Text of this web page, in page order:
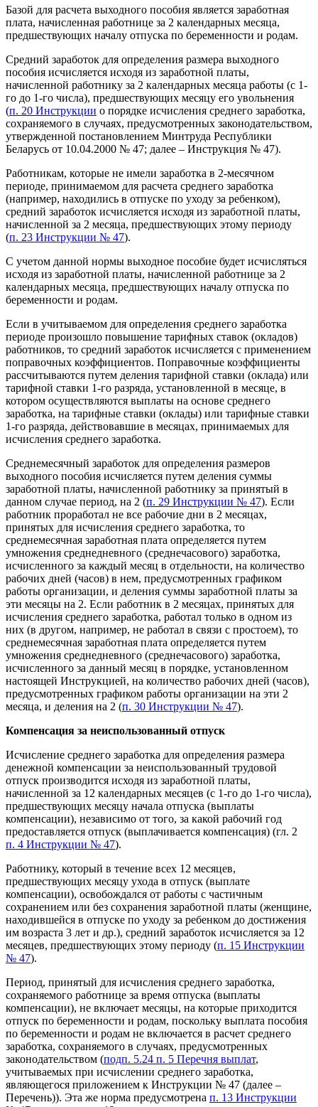
Базой для расчета выходного пособия является заработная
плата, начисленная работнице за 2 календарных месяца,
предшествующих началу отпуска по беременности и родам.
Средний заработок для определения размера выходного
пособия исчисляется исходя из заработной платы,
начисленной работнику за 2 календарных месяца работы (с 1-
го до 1-го числа), предшествующих месяцу его увольнения
(п. 20 Инструкции о порядке исчисления среднего заработка,
сохраняемого в случаях, предусмотренных законодательством,
утвержденной постановлением Минтруда Республики
Беларусь от 10.04.2000 № 47; далее – Инструкция № 47).
Работникам, которые не имели заработка в 2-месячном
периоде, принимаемом для расчета среднего заработка
(например, находились в отпуске по уходу за ребенком),
средний заработок исчисляется исходя из заработной платы,
начисленной за 2 месяца, предшествующих этому периоду
(п. 23 Инструкции № 47).
С учетом данной нормы выходное пособие будет исчисляться
исходя из заработной платы, начисленной работнице за 2
календарных месяца, предшествующих началу отпуска по
беременности и родам.
Если в учитываемом для определения среднего заработка
периоде произошло повышение тарифных ставок (окладов)
работников, то средний заработок исчисляется с применением
поправочных коэффициентов. Поправочные коэффициенты
рассчитываются путем деления тарифной ставки (оклада) или
тарифной ставки 1-го разряда, установленной в месяце, в
котором осуществляются выплаты на основе среднего
заработка, на тарифные ставки (оклады) или тарифные ставки
1-го разряда, действовавшие в месяцах, принимаемых для
исчисления среднего заработка.
Среднемесячный заработок для определения размеров
выходного пособия исчисляется путем деления суммы
заработной платы, начисленной работнику за принятый в
данном случае период, на 2 (п. 29 Инструкции № 47). Если
работник проработал не все рабочие дни в 2 месяцах,
принятых для исчисления среднего заработка, то
среднемесячная заработная плата определяется путем
умножения среднедневного (среднечасового) заработка,
исчисленного за каждый месяц в отдельности, на количество
рабочих дней (часов) в нем, предусмотренных графиком
работы организации, и деления суммы заработной платы за
эти месяцы на 2. Если работник в 2 месяцах, принятых для
исчисления среднего заработка, работал только в одном из
них (в другом, например, не работал в связи с простоем), то
среднемесячная заработная плата определяется путем
умножения среднедневного (среднечасового) заработка,
исчисленного за данный месяц в порядке, установленном
настоящей Инструкцией, на количество рабочих дней (часов),
предусмотренных графиком работы организации на эти 2
месяца, и деления на 2 (п. 30 Инструкции № 47).
Компенсация за неиспользованный отпуск
Исчисление среднего заработка для определения размера
денежной компенсации за неиспользованный трудовой
отпуск производится исходя из заработной платы,
начисленной за 12 календарных месяцев (с 1-го до 1-го числа),
предшествующих месяцу начала отпуска (выплаты
компенсации), независимо от того, за какой рабочий год
предоставляется отпуск (выплачивается компенсация) (гл. 2
п. 4 Инструкции № 47).
Работнику, который в течение всех 12 месяцев,
предшествующих месяцу ухода в отпуск (выплате
компенсации), освобождался от работы с частичным
сохранением или без сохранения заработной платы (женщине,
находившейся в отпуске по уходу за ребенком до достижения
им возраста 3 лет и др.), средний заработок исчисляется за 12
месяцев, предшествующих этому периоду (п. 15 Инструкции
№ 47).
Период, принятый для исчисления среднего заработка,
сохраняемого работнице за время отпуска (выплаты
компенсации), не включает месяцы, на которые приходится
отпуск по беременности и родам, поскольку выплата пособия
по беременности и родам не включается в расчет среднего
заработка, сохраняемого в случаях, предусмотренных
законодательством (подп. 5.24 п. 5 Перечня выплат,
учитываемых при исчислении среднего заработка,
являющегося приложением к Инструкции № 47 (далее –
Перечень)). Эта же норма предусмотрена п. 13 Инструкции